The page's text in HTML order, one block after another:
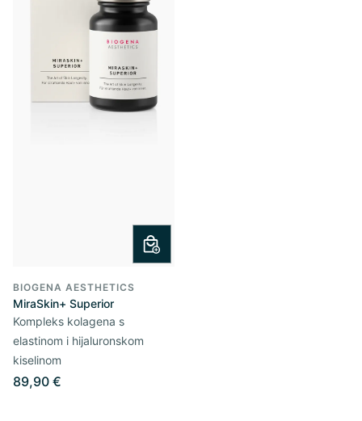
BIOGENA AESTHETICS
MiraSkin+ Superior
Kompleks kolagena s
elastinom i hijaluronskom
kiselinom
89,90 €